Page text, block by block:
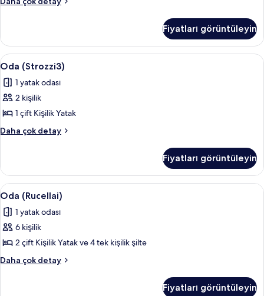
fazla
detay
Fiyatları görüntüleyin
Oda
(Strozzi3)
için
tüm
fotoğrafları
görün
8
Oda (Strozzi3)
1 yatak odası
2 kişilik
1 çift Kişilik Yatak
Daha çok detay
Oda
fazla
detay
Fiyatları görüntüleyin
Oda
(Rucellai)
için
tüm
fotoğrafları
görün
7
Oda (Rucellai)
1 yatak odası
6 kişilik
2 çift Kişilik Yatak ve 4 tek kişilik şilte
Daha çok detay
Oda
Fiyatları görüntüleyin